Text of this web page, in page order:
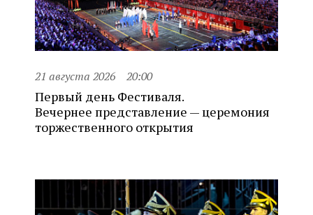
21 августа 2026 20:00
Первый день Фестиваля.
Вечернее представление — церемония
торжественного открытия